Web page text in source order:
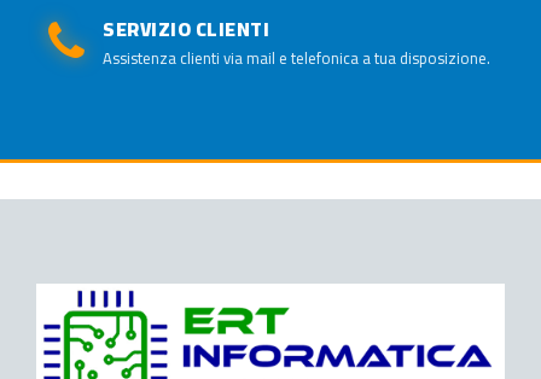
SERVIZIO CLIENTI
Assistenza clienti via mail e telefonica a tua disposizione.